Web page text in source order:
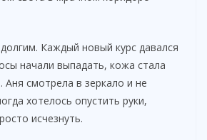
Каждый новый курс давался
начали выпадать, кожа стала
Аня смотрела в зеркало и не
хотелось опустить руки,
исчезнуть.